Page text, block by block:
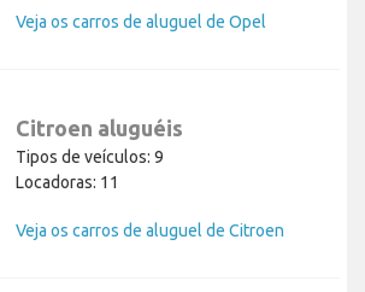
Veja os carros de aluguel de Opel
Citroen aluguéis
Tipos de veículos: 9
Locadoras: 11
Veja os carros de aluguel de Citroen